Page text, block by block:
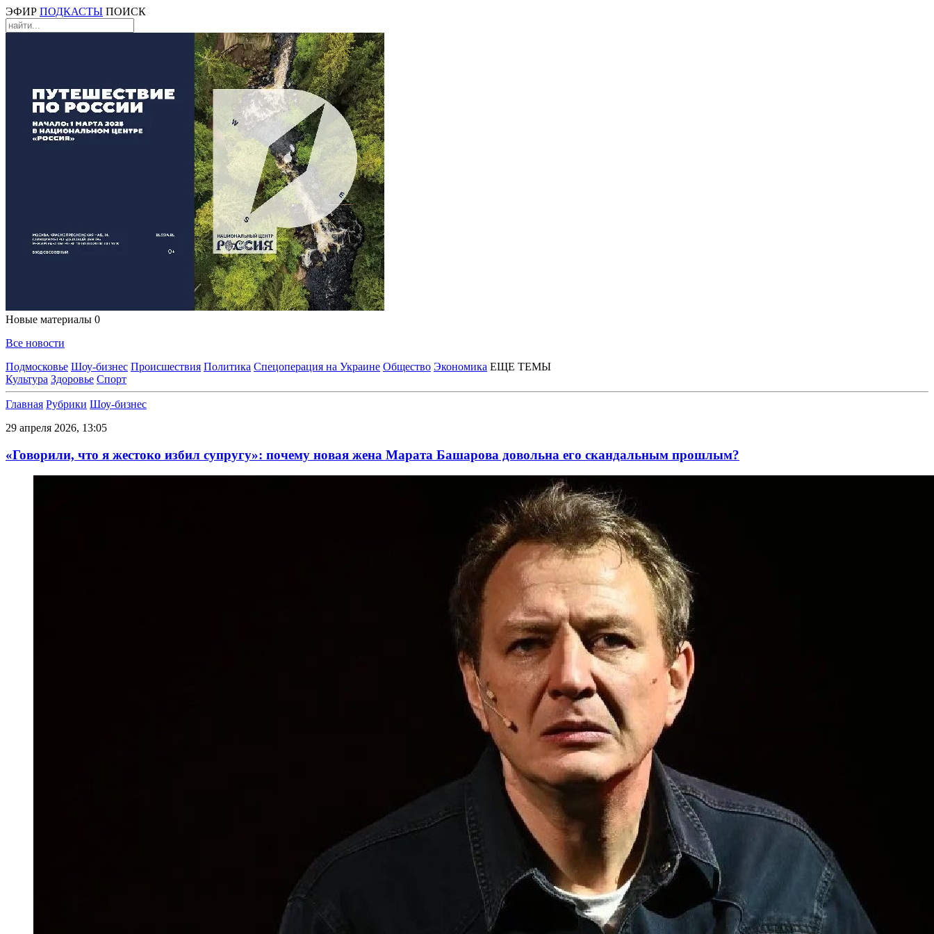
ЭФИР ПОДКАСТЫ ПОИСК
Новые материалы 0
Все новости
Подмосковье Шоу-бизнес Происшествия Политика Спецоперация на Украине Общество Экономика ЕЩЕ ТЕМЫ
Культура Здоровье Спорт
Главная Рубрики Шоу-бизнес
29 апреля 2026, 13:05
«Говорили, что я жестоко избил супругу»: почему новая жена Марата Башарова довольна его скандальным прошлым?